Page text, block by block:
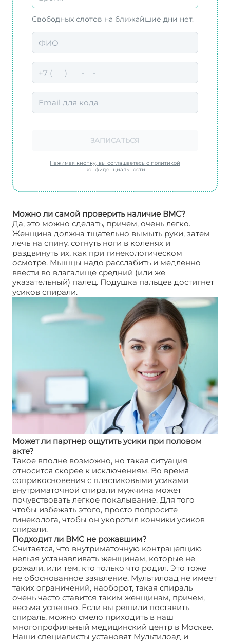
Свободных слотов на ближайшие дни нет.
ЗАПИСАТЬСЯ
Нажимая кнопку, вы соглашаетесь с политикой
конфиденциальности
Можно ли самой проверить наличие ВМС?
Да, это можно сделать, причем, очень легко.
Женщина должна тщательно вымыть руки, затем
лечь на спину, согнуть ноги в коленях и
раздвинуть их, как при гинекологическом
осмотре. Мышцы надо расслабить и медленно
ввести во влагалище средний (или же
указательный) палец. Подушка пальцев достигнет
усиков спирали.
Может ли партнер ощутить усики при половом
акте?
Такое вполне возможно, но такая ситуация
относится скорее к исключениям. Во время
соприкосновения с пластиковыми усиками
внутриматочной спирали мужчина может
почувствовать легкое покалывание. Для того
чтобы избежать этого, просто попросите
гинеколога, чтобы он укоротил кончики усиков
спирали.
Подходит ли ВМС не рожавшим?
Считается, что внутриматочную контрацепцию
нельзя устанавливать женщинам, которые не
рожали, или тем, кто только что родил. Это тоже
не обоснованное заявление. Мультилоад не имеет
таких ограничений, наоборот, такая спираль
очень часто ставится таким женщинам, причем,
весьма успешно. Если вы решили поставить
спираль, можно смело приходить в наш
многопрофильный медицинский центр в Москве.
Наши специалисты установят Мультилоад и